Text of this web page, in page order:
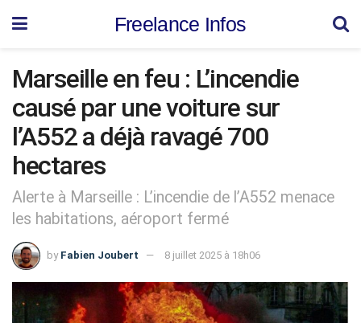
Freelance Infos
Marseille en feu : L’incendie
causé par une voiture sur
l’A552 a déjà ravagé 700
hectares
Alerte à Marseille : L’incendie de l’A552 menace
les habitations, aéroport fermé
by Fabien Joubert 8 juillet 2025 à 18h06